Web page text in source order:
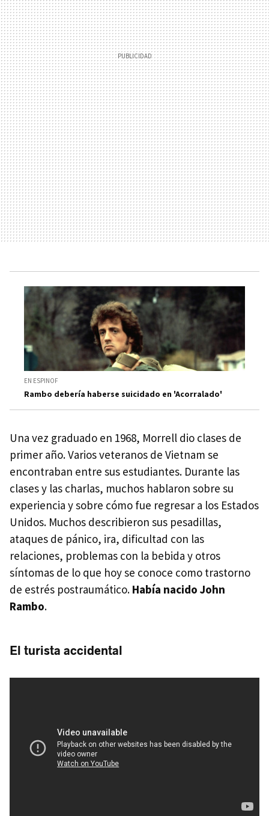
EN ESPINOF
Rambo debería haberse suicidado en 'Acorralado'
Una vez graduado en 1968, Morrell dio clases de
primer año. Varios veteranos de Vietnam se
encontraban entre sus estudiantes. Durante las
clases y las charlas, muchos hablaron sobre su
experiencia y sobre cómo fue regresar a los Estados
Unidos. Muchos describieron sus pesadillas,
ataques de pánico, ira, dificultad con las
relaciones, problemas con la bebida y otros
síntomas de lo que hoy se conoce como trastorno
de estrés postraumático. Había nacido John
Rambo.
El turista accidental